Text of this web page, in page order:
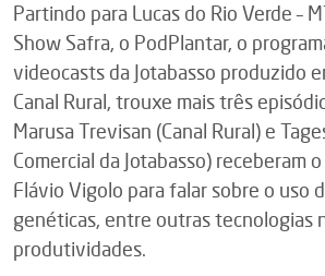
Partindo para Lucas do Rio Verde –
Show Safra, o PodPlantar, o
videocasts da Jotabasso produzido
Canal Rural, trouxe mais três
Marusa Trevisan (Canal Rural) e
Comercial da Jotabasso) receberam
Flávio Vigolo para falar sobre o uso
genéticas, entre outras tecnologias
produtividades.